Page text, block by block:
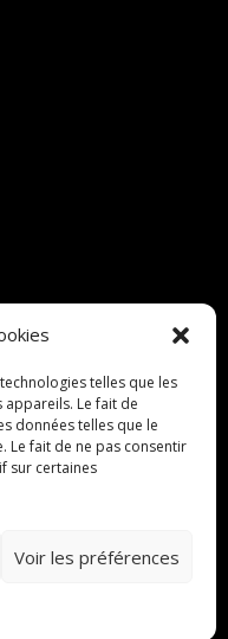
telles que les
Le fait de
données telles que le
Le fait de ne pas consentir
sur certaines
Voir les préférences